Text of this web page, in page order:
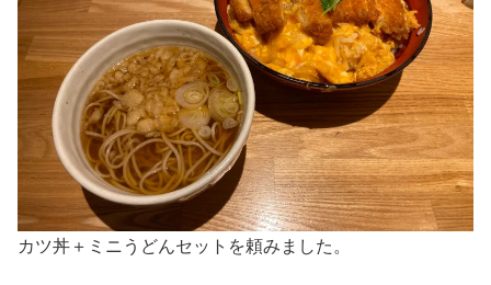
カツ丼＋ミニうどんセットを頼みました。